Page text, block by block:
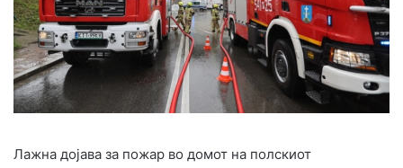
Лажна дојава за пожар во домот на полскиот